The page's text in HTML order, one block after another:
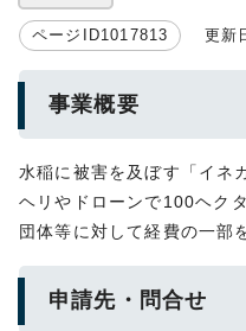
ページID1017813 更新
事業概要
水稲に被害を及ぼす「イネ
ヘリやドローンで100ヘク
団体等に対して経費の一部
申請先・問合せ